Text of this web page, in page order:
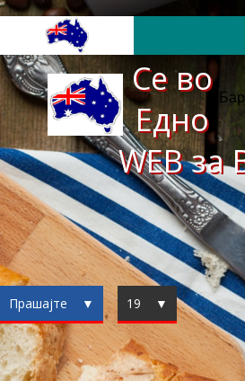
Се во
Едно
WEB за
Прашајте ▼ 19 ▼